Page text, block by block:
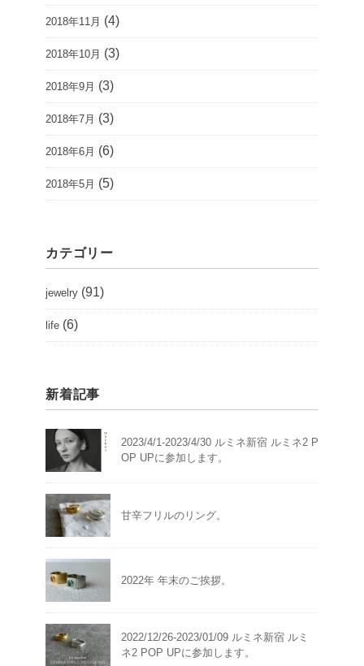
2018年11月 (4)
2018年10月 (3)
2018年9月 (3)
2018年7月 (3)
2018年6月 (6)
2018年5月 (5)
カテゴリー
jewelry (91)
life (6)
新着記事
2023/4/1-2023/4/30 ルミネ新宿 ルミネ2 P
OP UPに参加します。
甘辛フリルのリング。
2022年 年末のご挨拶。
2022/12/26-2023/01/09 ルミネ新宿 ルミ
ネ2 POP UPに参加します。